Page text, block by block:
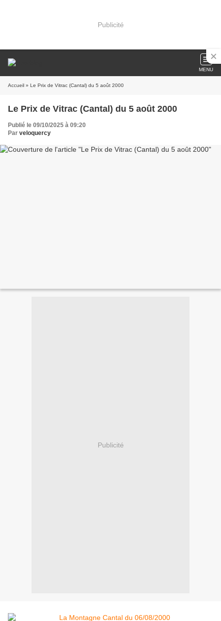
Publicité
MENU
Accueil » Le Prix de Vitrac (Cantal) du 5 août 2000
Le Prix de Vitrac (Cantal) du 5 août 2000
Publié le 09/10/2025 à 09:20
Par veloquercy
Publicité